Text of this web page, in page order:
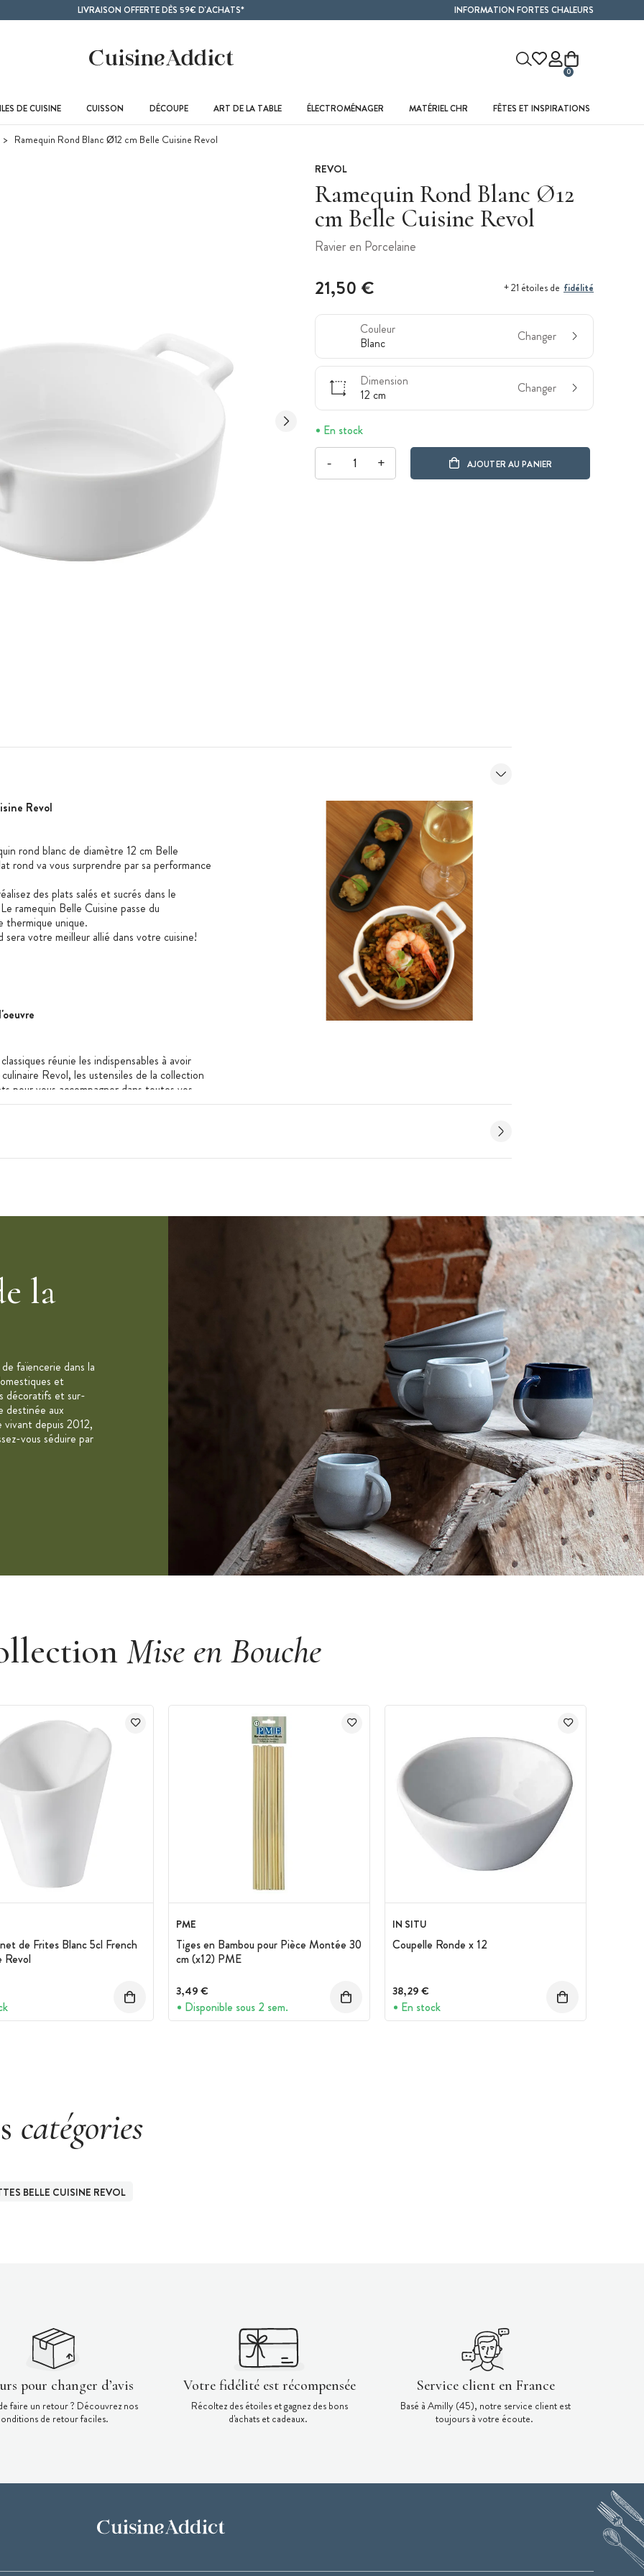
LIVRAISON OFFERTE DÈS 59€ D'ACHATS* INFORMATION FORTES CHALEURS
0
DE CUISINE CUISSON DÉCOUPE ART DE LA TABLE ÉLECTROMÉNAGER MATÉRIEL CHR FÊTES ET INSPIRATIONS
Ramequin Rond Blanc Ø12 cm Belle Cuisine Revol
REVOL
Ramequin Rond Blanc Ø12
cm Belle Cuisine Revol
Ravier en Porcelaine
21,50 € + 21 étoiles de fidélité
Couleur
Blanc
Changer
Dimension
12 cm
Changer
En stock
- + AJOUTER AU PANIER
Revol
rond blanc de diamètre 12 cm Belle
rond va vous surprendre par sa performance
des plats salés et sucrés dans le
ramequin Belle Cuisine passe du
thermique unique.
votre meilleur allié dans votre cuisine!
réunie les indispensables à avoir
Revol, les ustensiles de la collection
pour vous accompagner dans toutes vos
effectuées à la main.
Revol est une entreprise française qui
de père en fils, Revol est dirigé par la
anses)
naturelle (ne contient ni plomb, ni cadmium
nocive dans les aliments)
la
faïencerie dans la
et
décoratifs et sur-
destinée aux
depuis 2012,
vous séduire par
Mise en Bouche
de Frites Blanc 5cl French
Revol
PME
Tiges en Bambou pour Pièce Montée 30
cm (x12) PME
3,49 €
Disponible sous 2 sem.
IN SITU
Coupelle Ronde x 12
38,29 €
En stock
catégories
BELLE CUISINE REVOL
pour changer d’avis
faire un retour ? Découvrez nos
de retour faciles.
Votre fidélité est récompensée
Récoltez des étoiles et gagnez des bons
d'achats et cadeaux.
Service client en France
Basé à Amilly (45), notre service client est
toujours à votre écoute.